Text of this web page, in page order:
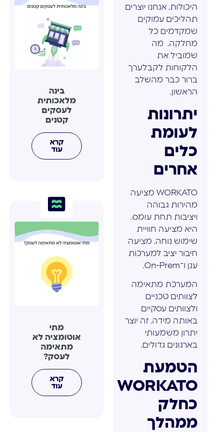
היכולות. אנחנו יוצרים
תהליכים עמוקים
שמקדמים כל
מחלקה. מה
שמוביל את
הלקוחות לקבלערך
ברור כבר מהשלב
הראשון.
יתרונות
לעומת
כלים
אחרים
WORKATO מציעה
מהירות גבוהה
ויציבות תחת עומס.
היא מציעה חוויית
שימוש נוחה. מציעה
חיבור יציב למערכות
ענן ו־On-Prem.
המערכת מתאימה
לצוותים טכניים
ולצוותים עסקיים
באותה מידה. זה יוצר
יתרון משמעותי
בארגונים גדולים.
הטמעת
WORKATO
כחלק
ממהלך
בינה
מלאכותית
לעסקים
קטנים
קרא
עוד
מתי
אוטומציה לא
מתאימה
לעסק?
קרא
עוד